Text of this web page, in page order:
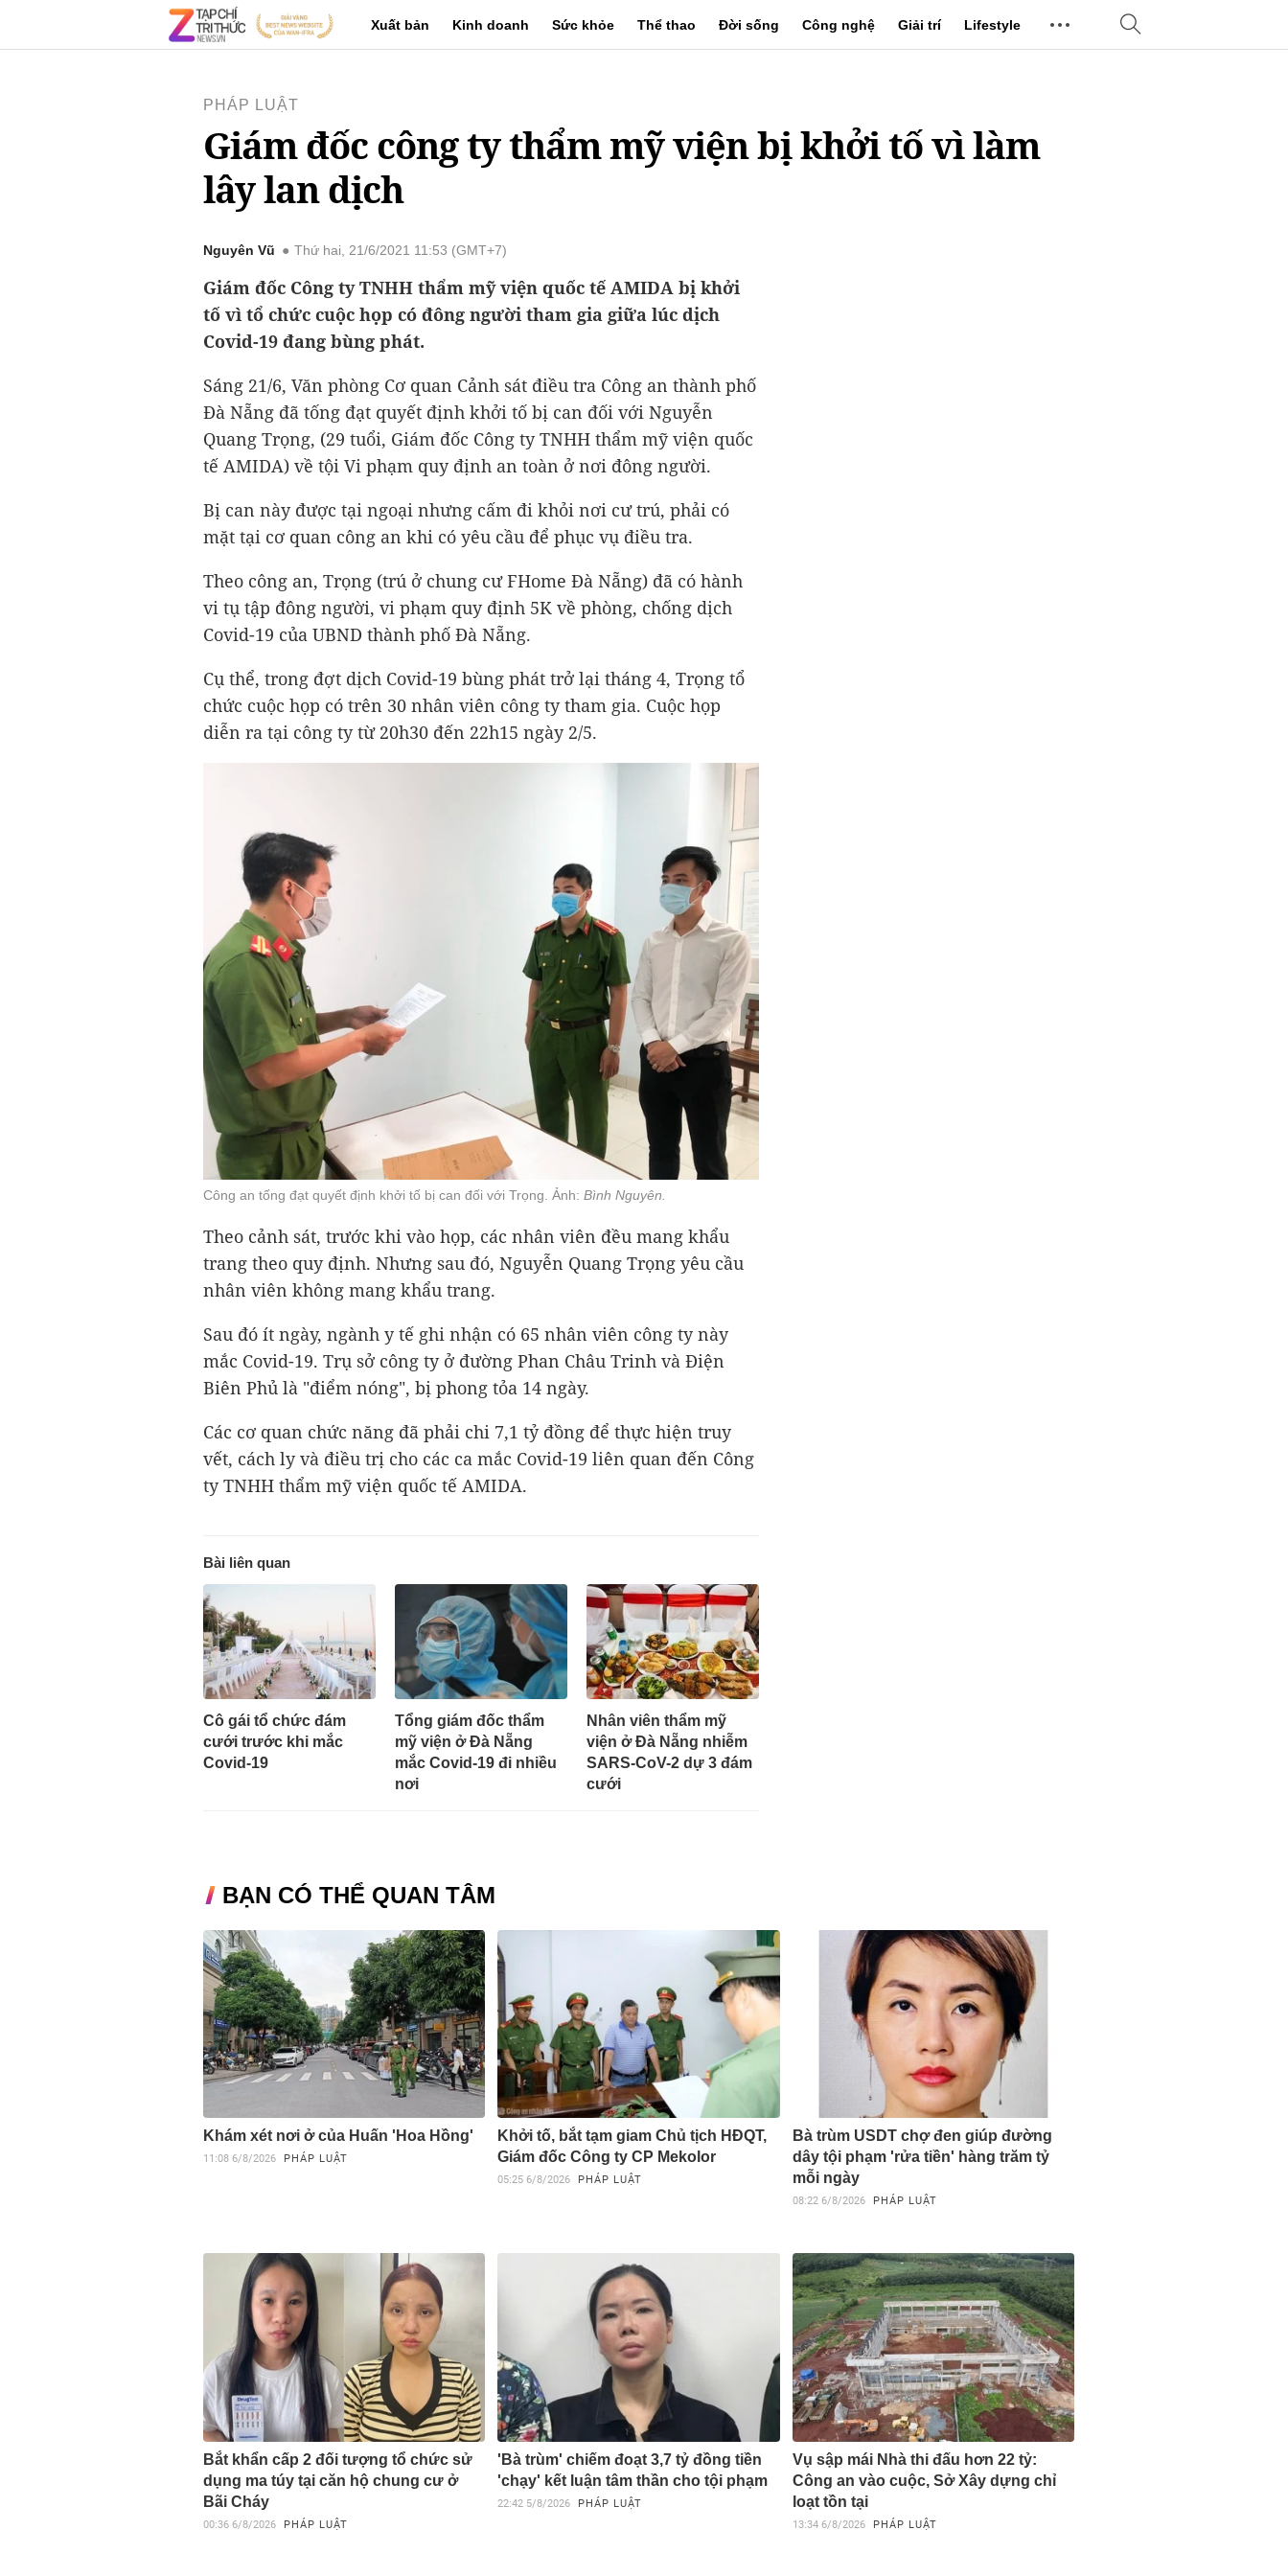
Xuất bản Kinh doanh Sức khỏe Thể thao Đời sống Công nghệ Giải trí Lifestyle
PHÁP LUẬT
Giám đốc công ty thẩm mỹ viện bị khởi tố vì làm
lây lan dịch
Nguyên Vũ Thứ hai, 21/6/2021 11:53 (GMT+7)
Giám đốc Công ty TNHH thẩm mỹ viện quốc tế AMIDA bị khởi
tố vì tổ chức cuộc họp có đông người tham gia giữa lúc dịch
Covid-19 đang bùng phát.
Sáng 21/6, Văn phòng Cơ quan Cảnh sát điều tra Công an thành phố
Đà Nẵng đã tống đạt quyết định khởi tố bị can đối với Nguyễn
Quang Trọng, (29 tuổi, Giám đốc Công ty TNHH thẩm mỹ viện quốc
tế AMIDA) về tội Vi phạm quy định an toàn ở nơi đông người.
Bị can này được tại ngoại nhưng cấm đi khỏi nơi cư trú, phải có
mặt tại cơ quan công an khi có yêu cầu để phục vụ điều tra.
Theo công an, Trọng (trú ở chung cư FHome Đà Nẵng) đã có hành
vi tụ tập đông người, vi phạm quy định 5K về phòng, chống dịch
Covid-19 của UBND thành phố Đà Nẵng.
Cụ thể, trong đợt dịch Covid-19 bùng phát trở lại tháng 4, Trọng tổ
chức cuộc họp có trên 30 nhân viên công ty tham gia. Cuộc họp
diễn ra tại công ty từ 20h30 đến 22h15 ngày 2/5.
Công an tống đạt quyết định khởi tố bị can đối với Trọng. Ảnh: Bình Nguyên.
Theo cảnh sát, trước khi vào họp, các nhân viên đều mang khẩu
trang theo quy định. Nhưng sau đó, Nguyễn Quang Trọng yêu cầu
nhân viên không mang khẩu trang.
Sau đó ít ngày, ngành y tế ghi nhận có 65 nhân viên công ty này
mắc Covid-19. Trụ sở công ty ở đường Phan Châu Trinh và Điện
Biên Phủ là "điểm nóng", bị phong tỏa 14 ngày.
Các cơ quan chức năng đã phải chi 7,1 tỷ đồng để thực hiện truy
vết, cách ly và điều trị cho các ca mắc Covid-19 liên quan đến Công
ty TNHH thẩm mỹ viện quốc tế AMIDA.
Bài liên quan
Cô gái tổ chức đám
cưới trước khi mắc
Covid-19
Tổng giám đốc thẩm
mỹ viện ở Đà Nẵng
mắc Covid-19 đi nhiều
nơi
Nhân viên thẩm mỹ
viện ở Đà Nẵng nhiễm
SARS-CoV-2 dự 3 đám
cưới
BẠN CÓ THỂ QUAN TÂM
Khám xét nơi ở của Huấn 'Hoa Hồng'
11:08 6/8/2026 PHÁP LUẬT
Khởi tố, bắt tạm giam Chủ tịch HĐQT,
Giám đốc Công ty CP Mekolor
05:25 6/8/2026 PHÁP LUẬT
Bà trùm USDT chợ đen giúp đường
dây tội phạm 'rửa tiền' hàng trăm tỷ
mỗi ngày
08:22 6/8/2026 PHÁP LUẬT
Bắt khẩn cấp 2 đối tượng tổ chức sử
dụng ma túy tại căn hộ chung cư ở
Bãi Cháy
00:36 6/8/2026 PHÁP LUẬT
'Bà trùm' chiếm đoạt 3,7 tỷ đồng tiền
'chạy' kết luận tâm thần cho tội phạm
22:42 5/8/2026 PHÁP LUẬT
Vụ sập mái Nhà thi đấu hơn 22 tỷ:
Công an vào cuộc, Sở Xây dựng chỉ
loạt tồn tại
13:34 6/8/2026 PHÁP LUẬT